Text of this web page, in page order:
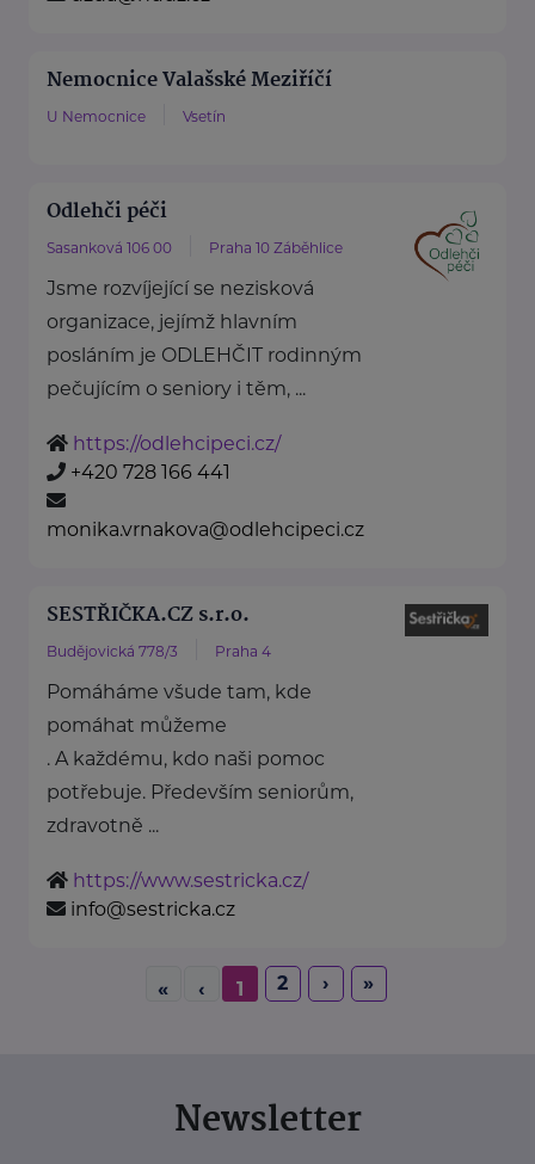
Nemocnice Valašské Meziříčí
U Nemocnice Vsetín
Odlehči péči
Sasanková 106 00 Praha 10 Záběhlice
Jsme rozvíjející se nezisková
organizace, jejímž hlavním
posláním je ODLEHČIT rodinným
pečujícím o seniory i těm, ...
https://odlehcipeci.cz/
+420 728 166 441
monika.vrnakova@odlehcipeci.cz
SESTŘIČKA.CZ s.r.o.
Budějovická 778/3 Praha 4
Pomáháme všude tam, kde
pomáhat můžeme
. A každému, kdo naši pomoc
potřebuje. Především seniorům,
zdravotně ...
https://www.sestricka.cz/
info@sestricka.cz
« ‹ 1 2 › »
Newsletter